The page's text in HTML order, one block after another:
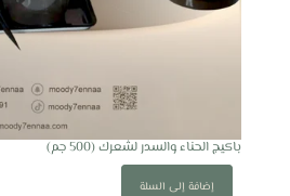
باكيج الحناء والسدر لشعرك (500 جم)
إضافة إلى السلة